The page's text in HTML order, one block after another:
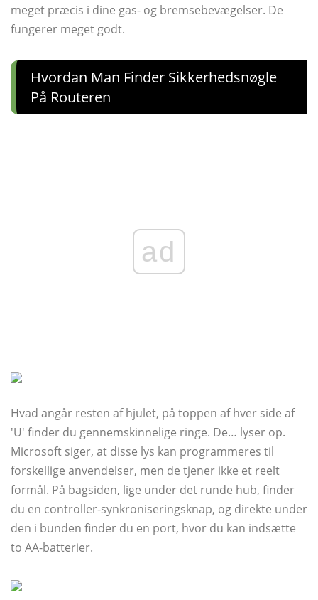
meget præcis i dine gas- og bremsebevægelser. De
fungerer meget godt.
Hvordan Man Finder Sikkerhedsnøgle
På Routeren
ad
Hvad angår resten af ​​hjulet, på toppen af ​​hver side af
'U' finder du gennemskinnelige ringe. De… lyser op.
Microsoft siger, at disse lys kan programmeres til
forskellige anvendelser, men de tjener ikke et reelt
formål. På bagsiden, lige under det runde hub, finder
du en controller-synkroniseringsknap, og direkte under
den i bunden finder du en port, hvor du kan indsætte
to AA-batterier.